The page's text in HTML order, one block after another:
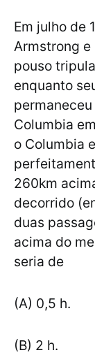
Em julho de
Armstrong e
pouso
enquanto
Columbia
o Columbia
260km
decorrido
duas
acima do
seria de
(A) 0,5 h.
(B) 2 h.